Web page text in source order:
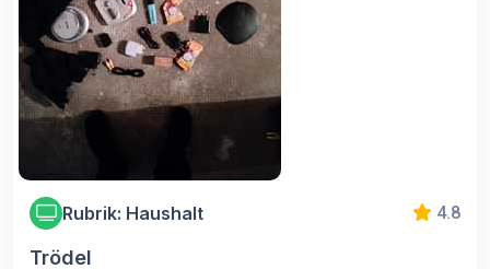
Rubrik: Haushalt 4.8
Trödel